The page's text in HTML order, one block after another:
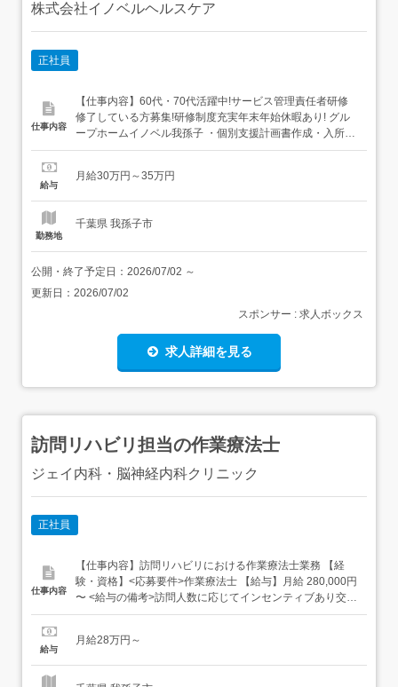
株式会社イノベルヘルスケア
正社員
仕事内容
【仕事内容】60代・70代活躍中!サービス管理責任者研修
修了している方募集!研修制度充実年末年始休暇あり! グル
ープホームイノベル我孫子 ・個別支援計画書作成・入所相
談・職員教育<ご応募後について>応募完了後、応募時に入
応募企業とのメッセージのやり取りを開始するために通知
給与
月給30万円～35万円
勤務地
千葉県 我孫子市
公開・終了予定日： 2026/07/02 ～
更新日： 2026/07/02
スポンサー : 求人ボックス
求人詳細を見る
訪問リハビリ担当の作業療法士
ジェイ内科・脳神経内科クリニック
正社員
仕事内容
【仕事内容】訪問リハビリにおける作業療法士業務 【経
験・資格】<応募要件>作業療法士 【給与】月給 280,000円
〜 <給与の備考>訪問人数に応じてインセンティブあり交通
費全額支給昇給あり賞与 年2回特別賞与 試用期間1ヶ月 (雇
【勤務地】千葉県我孫子市本町2-3-3 星野ビル4階 【市区町
給与
月給28万円～